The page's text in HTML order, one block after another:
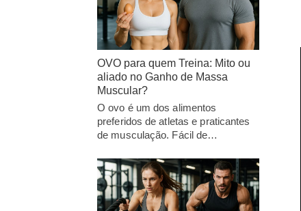
OVO para quem Treina: Mito ou
aliado no Ganho de Massa
Muscular?
O ovo é um dos alimentos
preferidos de atletas e praticantes
de musculação. Fácil de…